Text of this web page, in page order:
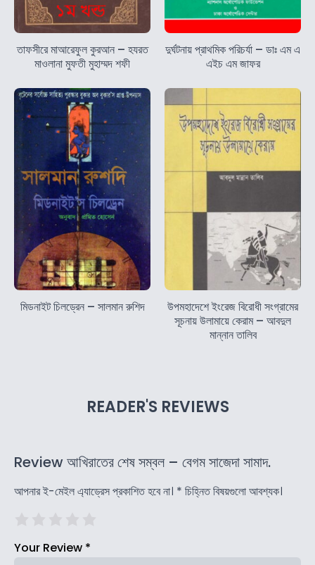
তাফসীরে মাআরেফুল কুরআন – হযরত
মাওলানা মুফতী মুহাম্মদ শফী
দুর্ঘটনায় প্রাথমিক পরিচর্যা – ডাঃ এম এ
এইচ এম জাফর
মিডনাইট চিলড্রেন – সালমান রুশিদ
উপমহাদেশে ইংরেজ বিরোধী সংগ্রামের
সূচনায় উলামায়ে কেরাম – আবদুল
মান্নান তালিব
READER'S REVIEWS
Review আখিরাতের শেষ সম্বল – বেগম সাজেদা সামাদ.
আপনার ই-মেইল এ্যাড্রেস প্রকাশিত হবে না। * চিহ্নিত বিষয়গুলো আবশ্যক।
Your Review *